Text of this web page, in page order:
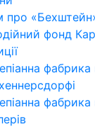
про
фонд
фабрика